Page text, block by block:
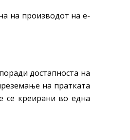
на производот на e-
достапноста на
на пратката
се креирани во една